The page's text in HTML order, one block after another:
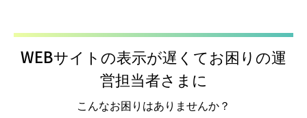
WEBサイトの表示が遅くてお困りの運
営担当者さまに
こんなお困りはありませんか？